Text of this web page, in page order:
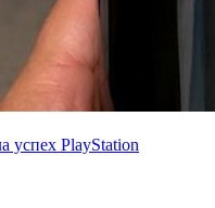
успех PlayStation